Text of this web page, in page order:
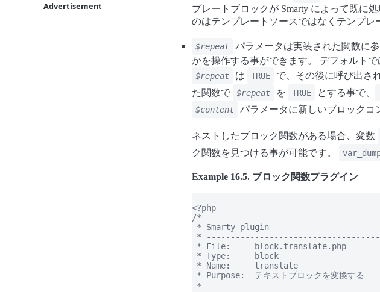
Advertisement
プレートブロックが Smarty によって既に
のはテンプレートソースではなくテンプレ
$repeat
パラメータは実装された関数に
かを操作する事ができます。 デフォルト
$repeat は TRUE で、その後に呼び出さ
た関数で
$repeat を TRUE とする事で、
$content パラメータに新しいブロックコ
ネストしたブロック関数がある場合、変数
ク関数を見つける事が可能です。
Example 16.5. ブロック関数プラグイン
<?php
/*
* Smarty plugin
*
* File:     block.translate.php
* Type:     block
* Name:     translate
* Purpose:  テキストブロックを変換する
*